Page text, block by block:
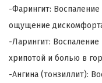
-Фарингит:
ощущение
-Ларингит:
хрипотой и болью в
-Ангина (тонзиллит):